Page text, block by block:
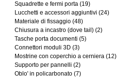
Squadrette e fermi porta (19)
Lucchetti e accessori aggiuntivi (24)
Materiale di fissaggio (48)
Chiusura a incastro (dove tail) (2)
Tasche porta documenti (5)
Connettori moduli 3D (3)
Mostrine con coperchio a cerniera (12)
Supporto per pannelli (2)
Oblo' in policarbonato (7)